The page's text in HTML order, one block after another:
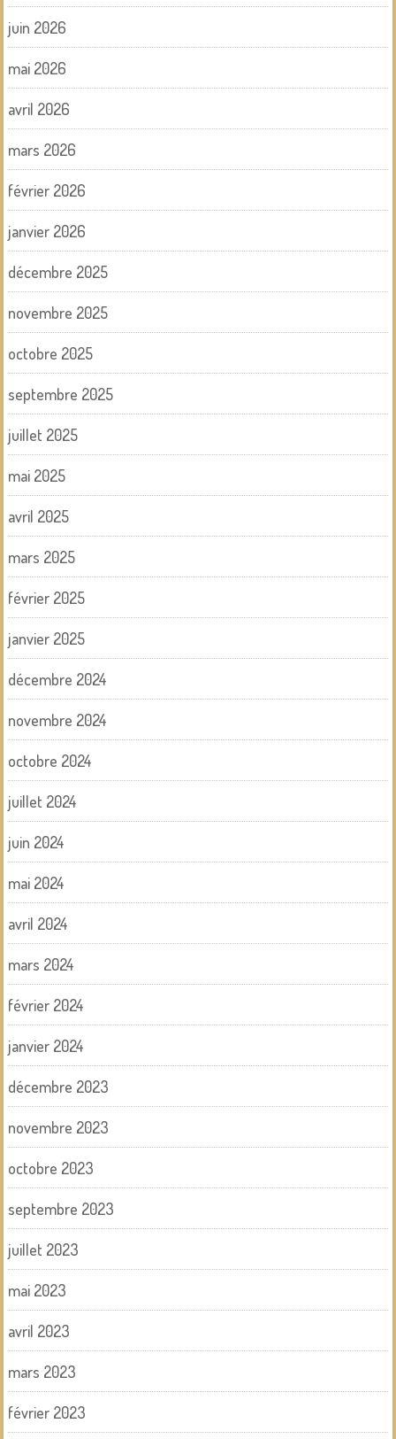
juin 2026
mai 2026
avril 2026
mars 2026
février 2026
janvier 2026
décembre 2025
novembre 2025
octobre 2025
septembre 2025
juillet 2025
mai 2025
avril 2025
mars 2025
février 2025
janvier 2025
décembre 2024
novembre 2024
octobre 2024
juillet 2024
juin 2024
mai 2024
avril 2024
mars 2024
février 2024
janvier 2024
décembre 2023
novembre 2023
octobre 2023
septembre 2023
juillet 2023
mai 2023
avril 2023
mars 2023
février 2023